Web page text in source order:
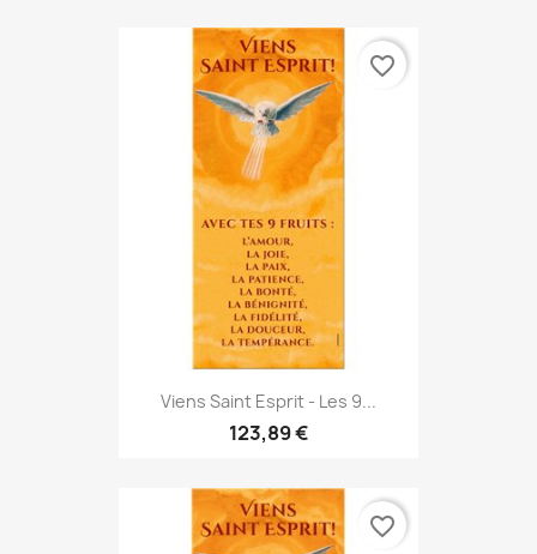
Viens Saint Esprit - Les 9...
123,89 €
favorite_border
favorite_border